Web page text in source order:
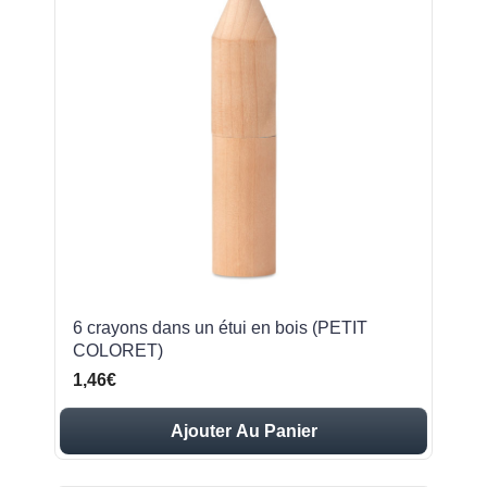
6 crayons dans un étui en bois (PETIT
COLORET)
1,46€
Ajouter Au Panier